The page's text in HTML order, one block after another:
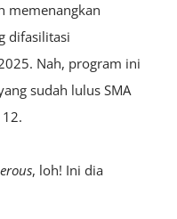
memenangkan
difasilitasi
Nah, program ini
sudah lulus SMA
, loh! Ini dia